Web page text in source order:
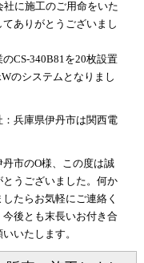
社に施工のご用命をいた
てありがとうございまし
CS-340B81を20枚設置
のシステムとなりまし
：兵庫県伊丹市は関西電
丹市のO様、この度は誠
とうございました。何か
したらお気軽にご連絡く
今後とも末長いお付き合
いたします。